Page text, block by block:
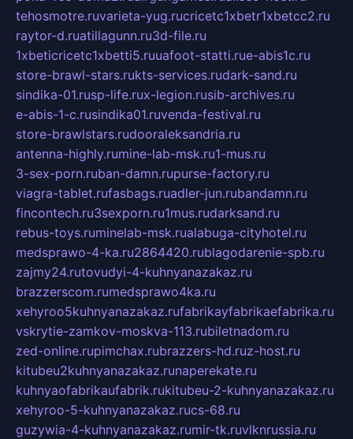
tehosmotre.ruvarieta-yug.rucricetc1xbetr1xbetcc2.ru
raytor-d.ruatillagunn.ru3d-file.ru
1xbeticricetc1xbetti5.ruuafoot-statti.rue-abis1c.ru
store-brawl-stars.rukts-services.rudark-sand.ru
sindika-01.rusp-life.rux-legion.rusib-archives.ru
e-abis-1-c.rusindika01.ruvenda-festival.ru
store-brawlstars.rudooraleksandria.ru
antenna-highly.rumine-lab-msk.ru1-mus.ru
3-sex-porn.ruban-damn.rupurse-factory.ru
viagra-tablet.rufasbags.ruadler-jun.rubandamn.ru
fincontech.ru3sexporn.ru1mus.rudarksand.ru
rebus-toys.ruminelab-msk.rualabuga-cityhotel.ru
medsprawo-4-ka.ru2864420.rublagodarenie-spb.ru
zajmy24.rutovudyi-4-kuhnyanazakaz.ru
brazzerscom.rumedsprawo4ka.ru
xehyroo5kuhnyanazakaz.rufabrikayfabrikaefabrika.ru
vskrytie-zamkov-moskva-113.rubiletnadom.ru
zed-online.rupimchax.rubrazzers-hd.ruz-host.ru
kitubeu2kuhnyanazakaz.runaperekate.ru
kuhnyaofabrikaufabrik.rukitubeu-2-kuhnyanazakaz.ru
xehyroo-5-kuhnyanazakaz.rucs-68.ru
guzywia-4-kuhnyanazakaz.rumir-tk.ruvlknrussia.ru